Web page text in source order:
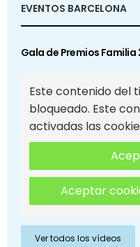
EVENTOS BARCELONA
Gala de Premios Familia
Este contenido del
bloqueado. Este
activadas las
Aceptar
Ver todos los vídeos